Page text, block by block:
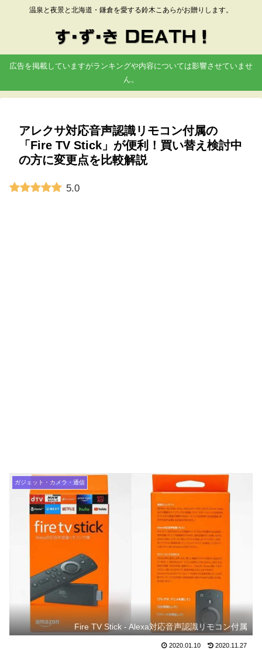
温泉と夜景と北海道・鎌倉を愛する鈴木こあらがお贈りします。
広告を掲載していますがランキングや内容については影響させていませ
ん。
アレクサ対応音声認識リモコン付属の
「Fire TV Stick」が便利！買い替え検討中
の方に変更点を比較解説
5.0
ガジェット・カメラ・通信
Fire TV Stick - Alexa対応音声認識リモコン付属
2020.01.10 2020.11.27